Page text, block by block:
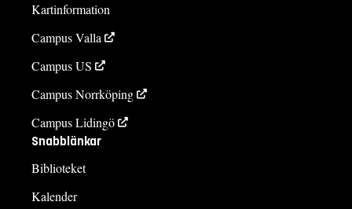
Kartinformation
Campus Valla
Campus US
Campus Norrköping
Campus Lidingö
Snabblänkar
Biblioteket
Kalender